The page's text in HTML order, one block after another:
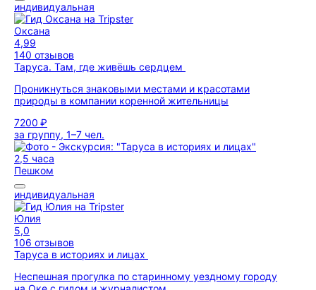
индивидуальная
Оксана
4,99
140 отзывов
Таруса. Там, где живёшь сердцем
Проникнуться знаковыми местами и красотами
природы в компании коренной жительницы
7200 ₽
за группу, 1–7 чел.
2,5 часа
Пешком
индивидуальная
Юлия
5,0
106 отзывов
Таруса в историях и лицах
Неспешная прогулка по старинному уездному городу